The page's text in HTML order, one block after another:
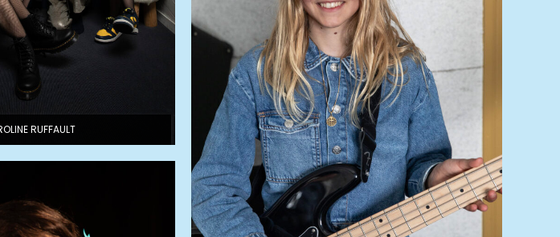
RUFFAULT